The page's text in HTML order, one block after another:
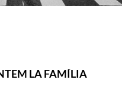
LA FAMÍLIA